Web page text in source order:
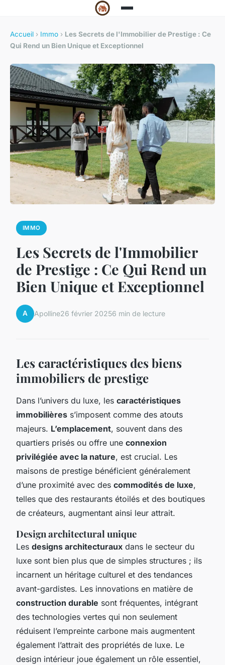
Accueil › Immo › Les Secrets de l'Immobilier de Prestige : Ce
Qui Rend un Bien Unique et Exceptionnel
IMMO
Les Secrets de l'Immobilier
de Prestige : Ce Qui Rend un
Bien Unique et Exceptionnel
A Apolline26 février 20256 min de lecture
Les caractéristiques des biens
immobiliers de prestige
Dans l’univers du luxe, les caractéristiques
immobilières s’imposent comme des atouts
majeurs. L’emplacement, souvent dans des
quartiers prisés ou offre une connexion
privilégiée avec la nature, est crucial. Les
maisons de prestige bénéficient généralement
d’une proximité avec des commodités de luxe,
telles que des restaurants étoilés et des boutiques
de créateurs, augmentant ainsi leur attrait.
Design architectural unique
Les designs architecturaux dans le secteur du
luxe sont bien plus que de simples structures ; ils
incarnent un héritage culturel et des tendances
avant-gardistes. Les innovations en matière de
construction durable sont fréquentes, intégrant
des technologies vertes qui non seulement
réduisent l’empreinte carbone mais augmentent
également l’attrait des propriétés de luxe. Le
design intérieur joue également un rôle essentiel,